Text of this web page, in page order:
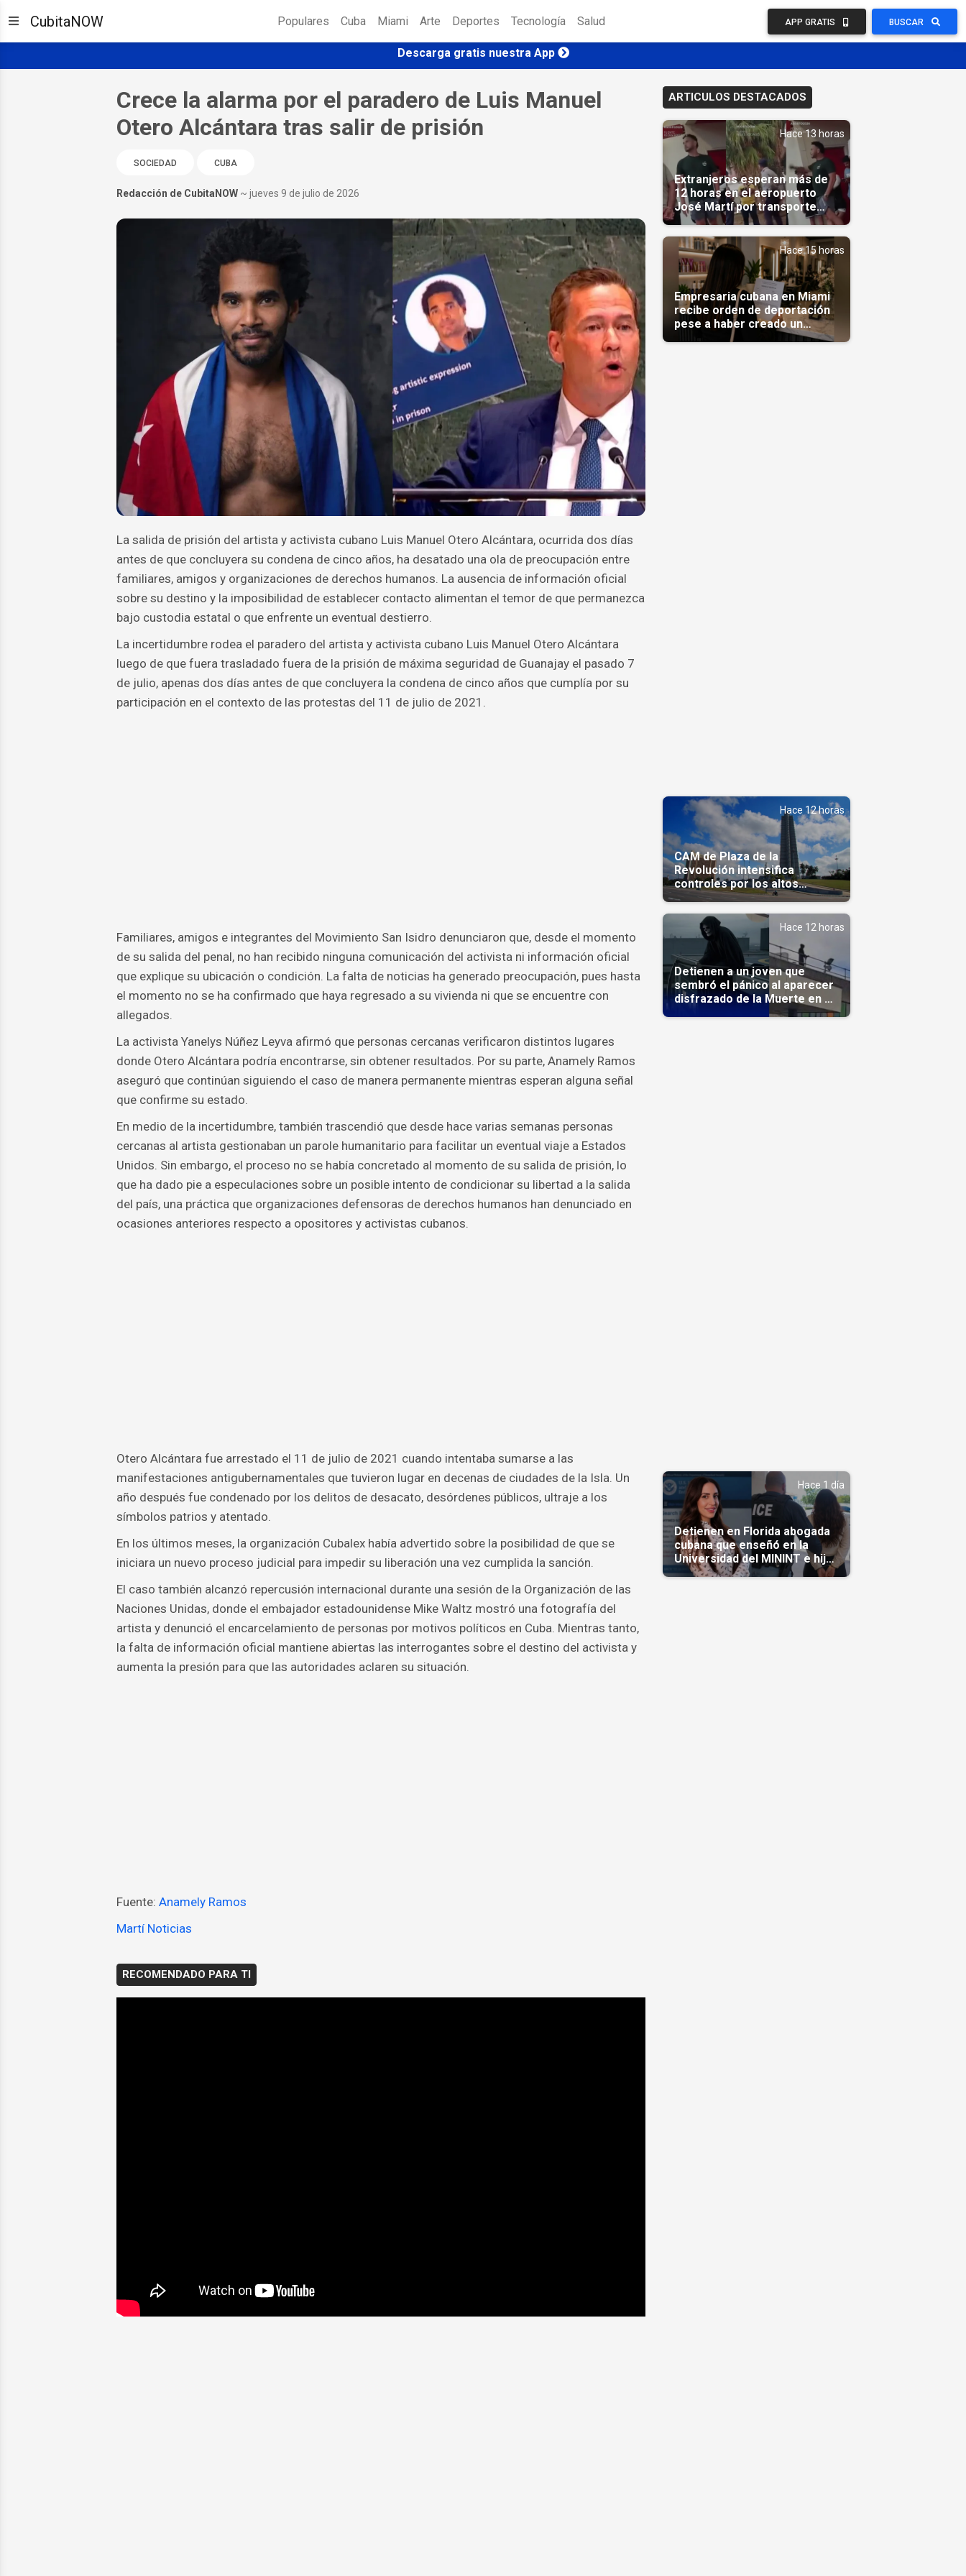
CubitaNOW Populares Cuba Miami Arte Deportes Tecnología Salud APP GRATIS BUSCAR
Descarga gratis nuestra App
Crece la alarma por el paradero de Luis Manuel
Otero Alcántara tras salir de prisión
SOCIEDAD CUBA
Redacción de CubitaNOW ~ jueves 9 de julio de 2026
La salida de prisión del artista y activista cubano Luis Manuel Otero Alcántara, ocurrida dos días
antes de que concluyera su condena de cinco años, ha desatado una ola de preocupación entre
familiares, amigos y organizaciones de derechos humanos. La ausencia de información oficial
sobre su destino y la imposibilidad de establecer contacto alimentan el temor de que permanezca
bajo custodia estatal o que enfrente un eventual destierro.
La incertidumbre rodea el paradero del artista y activista cubano Luis Manuel Otero Alcántara
luego de que fuera trasladado fuera de la prisión de máxima seguridad de Guanajay el pasado 7
de julio, apenas dos días antes de que concluyera la condena de cinco años que cumplía por su
participación en el contexto de las protestas del 11 de julio de 2021.
Familiares, amigos e integrantes del Movimiento San Isidro denunciaron que, desde el momento
de su salida del penal, no han recibido ninguna comunicación del activista ni información oficial
que explique su ubicación o condición. La falta de noticias ha generado preocupación, pues hasta
el momento no se ha confirmado que haya regresado a su vivienda ni que se encuentre con
allegados.
La activista Yanelys Núñez Leyva afirmó que personas cercanas verificaron distintos lugares
donde Otero Alcántara podría encontrarse, sin obtener resultados. Por su parte, Anamely Ramos
aseguró que continúan siguiendo el caso de manera permanente mientras esperan alguna señal
que confirme su estado.
En medio de la incertidumbre, también trascendió que desde hace varias semanas personas
cercanas al artista gestionaban un parole humanitario para facilitar un eventual viaje a Estados
Unidos. Sin embargo, el proceso no se había concretado al momento de su salida de prisión, lo
que ha dado pie a especulaciones sobre un posible intento de condicionar su libertad a la salida
del país, una práctica que organizaciones defensoras de derechos humanos han denunciado en
ocasiones anteriores respecto a opositores y activistas cubanos.
Otero Alcántara fue arrestado el 11 de julio de 2021 cuando intentaba sumarse a las
manifestaciones antigubernamentales que tuvieron lugar en decenas de ciudades de la Isla. Un
año después fue condenado por los delitos de desacato, desórdenes públicos, ultraje a los
símbolos patrios y atentado.
En los últimos meses, la organización Cubalex había advertido sobre la posibilidad de que se
iniciara un nuevo proceso judicial para impedir su liberación una vez cumplida la sanción.
El caso también alcanzó repercusión internacional durante una sesión de la Organización de las
Naciones Unidas, donde el embajador estadounidense Mike Waltz mostró una fotografía del
artista y denunció el encarcelamiento de personas por motivos políticos en Cuba. Mientras tanto,
la falta de información oficial mantiene abiertas las interrogantes sobre el destino del activista y
aumenta la presión para que las autoridades aclaren su situación.
Fuente: Anamely Ramos
Martí Noticias
RECOMENDADO PARA TI
ARTICULOS DESTACADOS
Hace 13 horas
Extranjeros esperan más de
12 horas en el aeropuerto
José Martí por transporte
reservado semanas
antes(Video)
Hace 15 horas
Empresaria cubana en Miami
recibe orden de deportación
pese a haber creado un
Hace 12 horas
CAM de Plaza de la
Revolución intensifica
controles por los altos
precios en las Mipymes
Hace 12 horas
Detienen a un joven que
sembró el pánico al aparecer
disfrazado de la Muerte en un
Hace 1 día
Detienen en Florida abogada
cubana que enseñó en la
Universidad del MININT e hija
de diplomático cubano